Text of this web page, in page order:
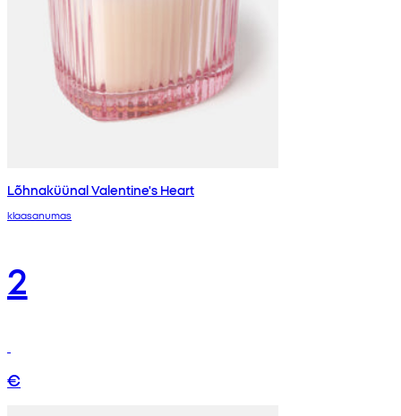
Lõhnaküünal Valentine's Heart
klaasanumas
2
€